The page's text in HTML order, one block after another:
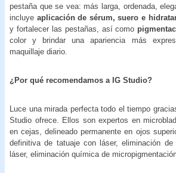
pestaña que se vea: más larga, ordenada,
incluye aplicación de sérum, suero e
y fortalecer las pestañas, así como
color y brindar una apariencia más
maquillaje diario.
¿Por qué recomendamos a IG Studio?
Luce una mirada perfecta todo el tiempo
Studio ofrece. Ellos son expertos en
en cejas, delineado permanente en ojos
definitiva de tatuaje con láser, eliminación de
láser, eliminación química de